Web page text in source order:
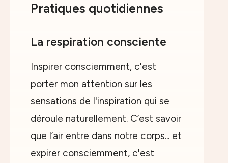
Pratiques quotidiennes
La respiration consciente
Inspirer consciemment, c'est
porter mon attention sur les
sensations de l'inspiration qui se
déroule naturellement. C’est savoir
que l’air entre dans notre corps... et
expirer consciemment, c'est